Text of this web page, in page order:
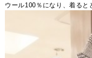
ウール100％になり、着ると